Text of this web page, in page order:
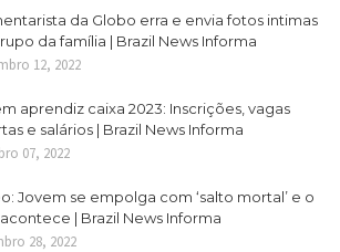
da Globo erra e envia fotos intimas
da família | Brazil News Informa
12, 2022
aprendiz caixa 2023: Inscrições, vagas
e salários | Brazil News Informa
07, 2022
Jovem se empolga com ‘salto mortal’ e o
| Brazil News Informa
28, 2022